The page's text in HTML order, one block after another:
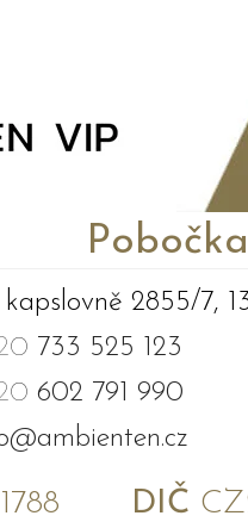
kapslovně 2855/7,
733 525 123
602 791 990
DIČ